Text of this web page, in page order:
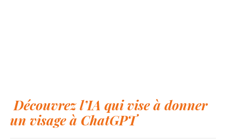
Découvrez l’IA qui vise à donner
un visage à ChatGPT